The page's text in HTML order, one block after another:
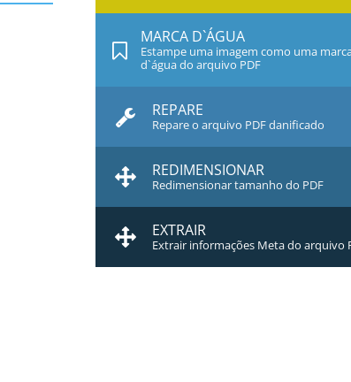
MARCA D`ÁGUA
Estampe uma imagem como uma
d`água do arquivo PDF
REPARE
Repare o arquivo PDF danificado
REDIMENSIONAR
Redimensionar tamanho do PDF
EXTRAIR
Extrair informações Meta do arquivo